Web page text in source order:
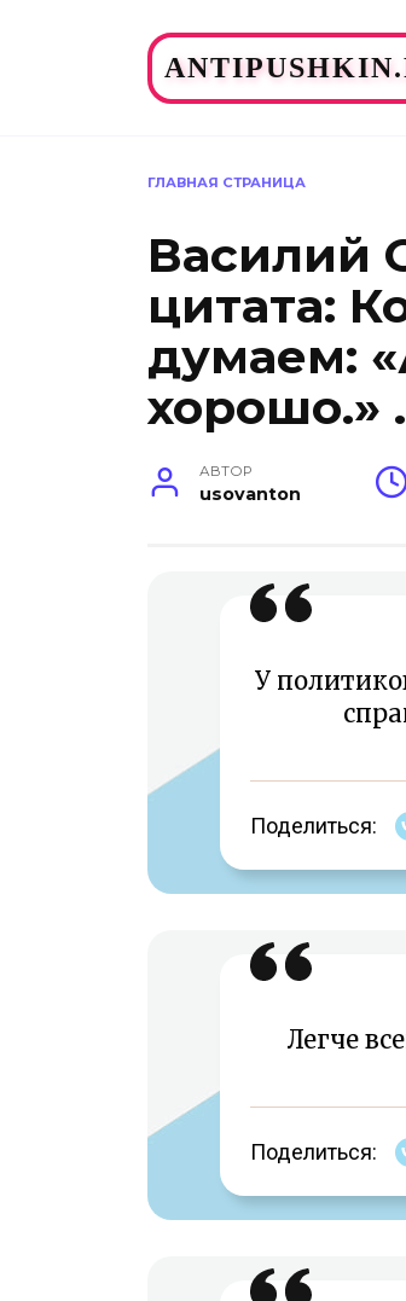
ГЛАВНАЯ СТРАНИЦА
Василий
цитата:
думаем:
хорошо.»
АВТОР
usovanton
У
Поделиться:
Легче
Поделиться: